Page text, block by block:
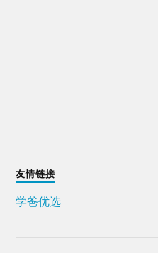
友情链接
学爸优选